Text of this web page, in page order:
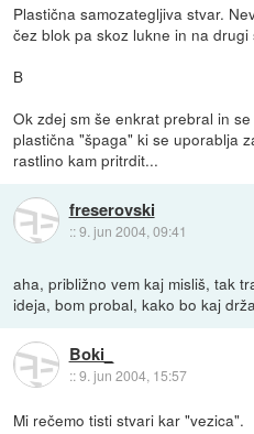
Plastična samozategljiva stvar.
čez blok pa skoz lukne in na
B
Ok zdej sm še enkrat prebral in
plastična "špaga" ki se uporablja
rastlino kam pritrdit...
freserovski
::9. jun 2004, 09:41
aha, približno vem kaj misliš, tak
ideja, bom probal, kako bo kaj
Boki_
::9. jun 2004, 15:57
Mi rečemo tisti stvari kar "vezica".